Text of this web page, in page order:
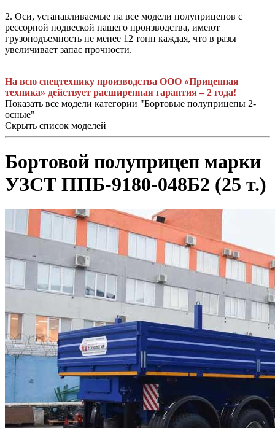
2. Оси, устанавливаемые на все модели полуприцепов с
рессорной подвеской нашего производства, имеют
грузоподъемность не менее 12 тонн каждая, что в разы
увеличивает запас прочности.
На всю спецтехнику производства ООО «Прицепная
техника» действует расширенная гарантия – 2 года!
Показать все модели категории "Бортовые полуприцепы 2-
осные"
Скрыть список моделей
Бортовой полуприцеп марки
УЗСТ ППБ-9180-048Б2 (25 т.)